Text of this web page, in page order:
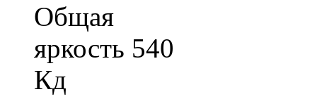
Общая
яркость 540
Кд